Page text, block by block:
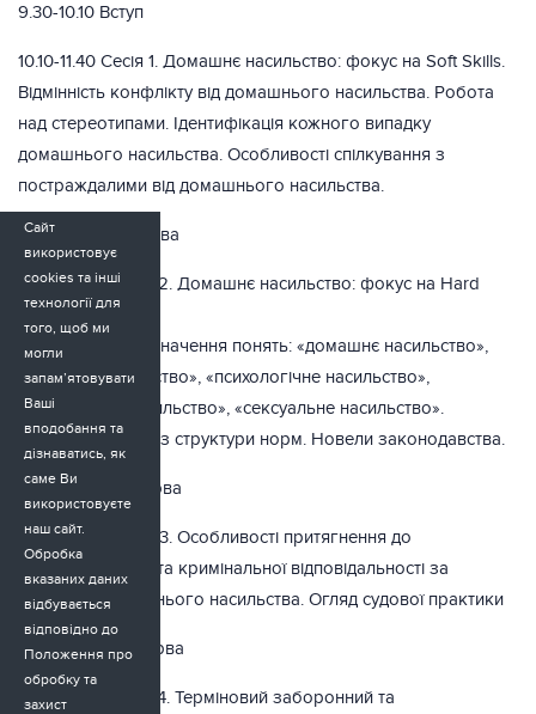
9.30-10.10 Вступ
10.10-11.40 Сесія 1. Домашнє насильство: фокус на Soft Skills.
Відмінність конфлікту від домашнього насильства. Робота
над стереотипами. Ідентифікація кожного випадку
домашнього насильства. Особливості спілкування з
постраждалими від домашнього насильства.
11.40-12.00 Перерва
12.00-13.30 Сесія 2. Домашнє насильство: фокус на Hard
Skills.
Законодавче визначення понять: «домашнє насильство»,
«фізичне насильство», «психологічне насильство»,
«економічне насильство», «сексуальне насильство».
Юридичний аналіз структури норм. Новели законодавства.
13:30-14:20 Перерва
14:20-16:20 Сесія 3. Особливості притягнення до
адміністративної та кримінальної відповідальності за
вчинення домашнього насильства. Огляд судової практики
16:20-16:40 Перерва
16:40-17:30 Сесія 4. Терміновий заборонний та
Сайт
використовує
cookies та інші
технології для
того, щоб ми
могли
запам’ятовувати
Ваші
вподобання та
дізнаватись, як
саме Ви
використовуєте
наш сайт.
Обробка
вказаних даних
відбувається
відповідно до
Положення про
обробку та
захист